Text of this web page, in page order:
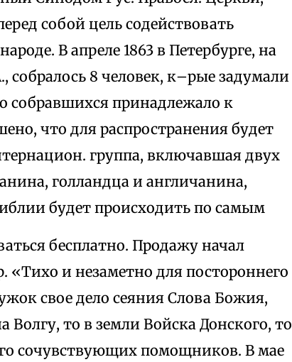
собой цель содействовать
В апреле 1863 в Петербурге, на
8 человек, к–рые задумали
собравшихся принадлежало к
что для распространения будет
группа, включавшая двух
голландца и англичанина,
будет происходить по самым
бесплатно. Продажу начал
и незаметно для постороннего
свое дело сеяния Слова Божия,
то в земли Войска Донского, то
сочувствующих помощников. В мае